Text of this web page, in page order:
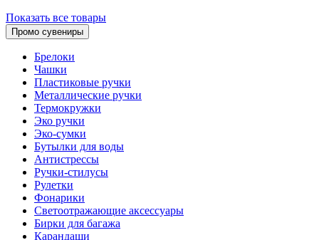
Показать все товары
Промо сувениры
Брелоки
Чашки
Пластиковые ручки
Металлические ручки
Термокружки
Эко ручки
Эко-сумки
Бутылки для воды
Антистрессы
Ручки-стилусы
Рулетки
Фонарики
Светоотражающие аксессуары
Бирки для багажа
Карандаши